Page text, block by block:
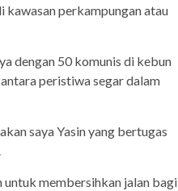
kawasan perkampungan atau
dengan 50 komunis di kebun
peristiwa segar dalam
saya Yasin yang bertugas
untuk membersihkan jalan bagi